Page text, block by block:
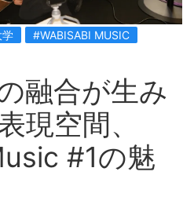
学 #WABISABI MUSIC
融合が生み
現空間、
#1の魅